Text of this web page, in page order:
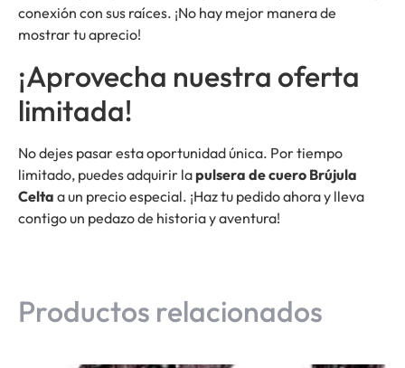
conexión con sus raíces. ¡No hay mejor manera de
mostrar tu aprecio!
¡Aprovecha nuestra oferta
limitada!
No dejes pasar esta oportunidad única. Por tiempo
limitado, puedes adquirir lapulsera de cuero Brújula
Celta a un precio especial. ¡Haz tu pedido ahora y lleva
contigo un pedazo de historia y aventura!
Productos relacionados